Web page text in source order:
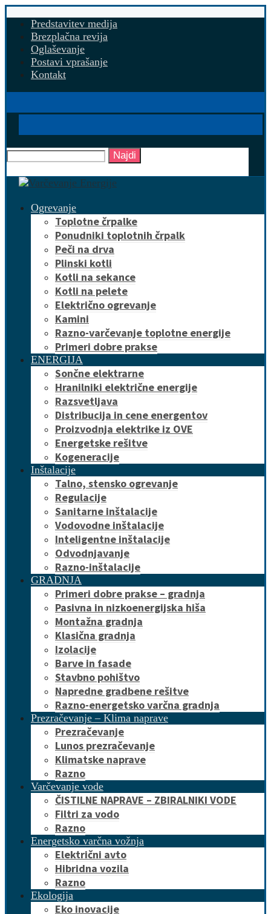
Predstavitev medija
Brezplačna revija
Oglaševanje
Postavi vprašanje
Kontakt
Najdi
Ogrevanje
Toplotne črpalke
Ponudniki toplotnih črpalk
Peči na drva
Plinski kotli
Kotli na sekance
Kotli na pelete
Električno ogrevanje
Kamini
Razno-varčevanje toplotne energije
Primeri dobre prakse
ENERGIJA
Sončne elektrarne
Hranilniki električne energije
Razsvetljava
Distribucija in cene energentov
Proizvodnja elektrike iz OVE
Energetske rešitve
Kogeneracije
Inštalacije
Talno, stensko ogrevanje
Regulacije
Sanitarne inštalacije
Vodovodne inštalacije
Inteligentne inštalacije
Odvodnjavanje
Razno-inštalacije
GRADNJA
Primeri dobre prakse – gradnja
Pasivna in nizkoenergijska hiša
Montažna gradnja
Klasična gradnja
Izolacije
Barve in fasade
Stavbno pohištvo
Napredne gradbene rešitve
Razno-energetsko varčna gradnja
Prezračevanje – Klima naprave
Prezračevanje
Lunos prezračevanje
Klimatske naprave
Razno
Varčevanje vode
ČISTILNE NAPRAVE – ZBIRALNIKI VODE
Filtri za vodo
Razno
Energetsko varčna vožnja
Električni avto
Hibridna vozila
Razno
Ekologija
Eko inovacije